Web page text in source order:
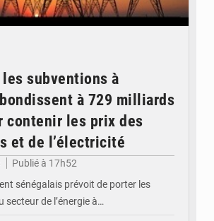
subventions à
bondissent à 729 milliards
contenir les prix des
et de l’électricité
Publié à 17h52
sénégalais prévoit de porter les
secteur de l’énergie à…